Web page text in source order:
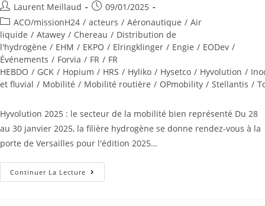
Laurent Meillaud
09/01/2025
ACO/missionH24 / acteurs / Aéronautique / Air
liquide / Atawey / Chereau / Distribution de
l'hydrogène / EHM / EKPO / Elringklinger / Engie / EODev /
Événements / Forvia / FR / FR
HEBDO / GCK / Hopium / HRS / Hyliko / Hysetco / Hyvolution /
et fluvial / Mobilité / Mobilité routière / OPmobility / Stellantis /
Hyvolution 2025 : le secteur de la mobilité bien représenté Du 28
au 30 janvier 2025, la filière hydrogène se donne rendez-vous à la
porte de Versailles pour l'édition 2025…
Continuer La Lecture